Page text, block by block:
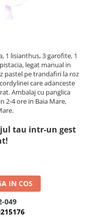
1 lisianthus, 3 garofite, 1
legat manual in
pastel pe trandafiri la roz
care adanceste
Ambalaj cu panglica
2-4 ore in Baia Mare,
tau intr-un gest
IN COS
049